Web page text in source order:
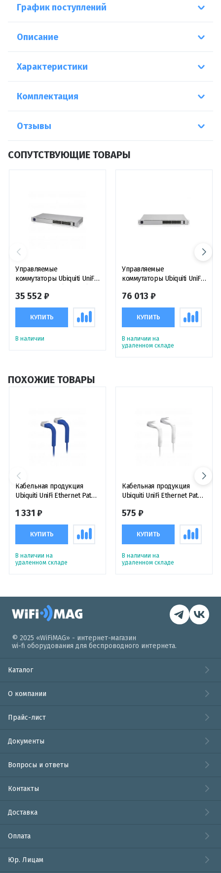
График поступлений
Описание
Характеристики
Комплектация
Отзывы
СОПУТСТВУЮЩИЕ ТОВАРЫ
Управляемые
коммутаторы Ubiquiti UniFi
35 552 ₽
КУПИТЬ
В наличии
Управляемые
коммутаторы Ubiquiti UniFi
электронное устройство
76 013 ₽
КУПИТЬ
В наличии на
удаленном складе
ПОХОЖИЕ ТОВАРЫ
Кабельная продукция
Ubiquiti UniFi Ethernet Patch
кабель соединительный,
синий
1 331 ₽
КУПИТЬ
В наличии на
удаленном складе
Кабельная продукция
Ubiquiti UniFi Ethernet Patch
кабель соединительный,
белый
575 ₽
КУПИТЬ
В наличии на
удаленном складе
© 2025 «WiFiMAG» - интернет-магазин
wi-fi оборудования для беспроводного интернета.
Каталог
О компании
Прайс-лист
Документы
Вопросы и ответы
Контакты
Доставка
Оплата
Юр. Лицам